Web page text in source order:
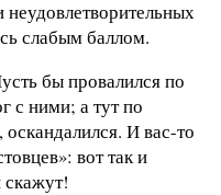
неудовлетворительных
слабым баллом.
бы провалился по
с ними; а тут по
И вас-то
вот так и